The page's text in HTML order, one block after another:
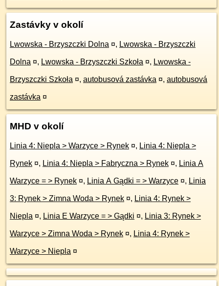
Zastávky v okolí
Lwowska - Brzyszczki Dolna ¤, Lwowska - Brzyszczki
Dolna ¤, Lwowska - Brzyszczki Szkoła ¤, Lwowska -
Brzyszczki Szkoła ¤, autobusová zastávka ¤, autobusová
zastávka ¤
MHD v okolí
Linia 4: Niepla > Warzyce > Rynek ¤, Linia 4: Niepla >
Rynek ¤, Linia 4: Niepla > Fabryczna > Rynek ¤, Linia A
Warzyce = > Rynek ¤, Linia A Gądki = > Warzyce ¤, Linia
3: Rynek > Zimna Woda > Rynek ¤, Linia 4: Rynek >
Niepla ¤, Linia E Warzyce = > Gądki ¤, Linia 3: Rynek >
Warzyce > Zimna Woda > Rynek ¤, Linia 4: Rynek >
Warzyce > Niepla ¤